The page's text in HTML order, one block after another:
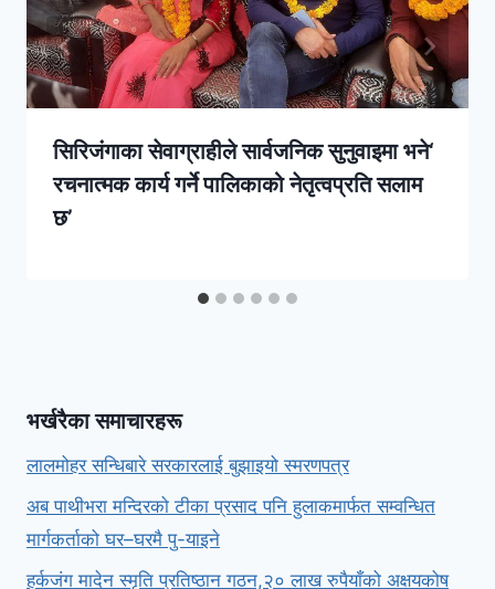
सिरिजंगाका सेवाग्राहीले सार्वजनिक सुनुवाइमा भने‘
रचनात्मक कार्य गर्ने पालिकाको नेतृत्वप्रति सलाम
छ’
भर्खरैका समाचारहरू
लालमोहर सन्धिबारे सरकारलाई बुझाइयो स्मरणपत्र
अब पाथीभरा मन्दिरको टीका प्रसाद पनि हुलाकमार्फत सम्वन्धित
मार्गकर्ताको घर–घरमै पु-याइने
हर्कजंग मादेन स्मृति प्रतिष्ठान गठन,२० लाख रुपैयाँको अक्षयकोष